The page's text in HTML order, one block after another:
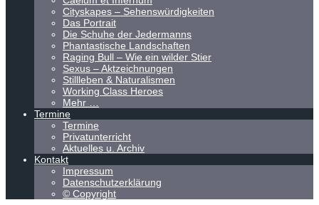
Cityskapes – Sehenswürdigkeiten
Das Portrait
Die Schuhe der Jedermanns
Phantastische Landschaften
Raging Bull – Wie ein wilder Stier
Sexus – Aktzeichnungen
Stillleben & Naturalismen
Working Class Heroes
Mehr …
Termine
Termine
Privatunterricht
Aktuelles u. Archiv
Kontakt
Impressum
Datenschutzerklärung
© Copyright